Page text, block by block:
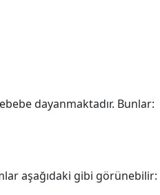
dayanmaktadır. Bunlar:
aşağıdaki gibi görünebilir: